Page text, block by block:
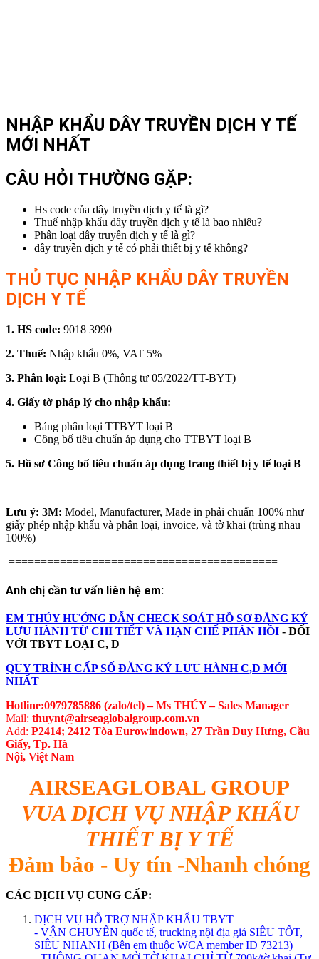
NHẬP KHẨU DÂY TRUYỀN DỊCH Y TẾ
MỚI NHẤT
CÂU HỎI THƯỜNG GẶP:
Hs code của dây truyền dịch y tế là gì?
Thuế nhập khẩu dây truyền dịch y tế là bao nhiêu?
Phân loại dây truyền dịch y tế là gì?
dây truyền dịch y tế có phải thiết bị y tế không?
THỦ TỤC NHẬP KHẨU DÂY TRUYỀN
DỊCH Y TẾ
1. HS code: 9018 3990
2. Thuế: Nhập khẩu 0%, VAT 5%
3. Phân loại: Loại B (Thông tư 05/2022/TT-BYT)
4. Giấy tờ pháp lý cho nhập khẩu:
Bảng phân loại TTBYT loại B
Công bố tiêu chuẩn áp dụng cho TTBYT loại B
5. Hồ sơ Công bố tiêu chuẩn áp dụng trang thiết bị y tế loại B
Lưu ý: 3M: Model, Manufacturer, Made in phải chuẩn 100% như
giấy phép nhập khẩu và phân loại, invoice, và tờ khai (trùng nhau
100%)
==========================================
Anh chị cần tư vấn liên hệ em:
EM THÚY HƯỚNG DẪN CHECK SOÁT HỒ SƠ ĐĂNG KÝ
LƯU HÀNH TỪ CHI TIẾT VÀ HẠN CHẾ PHẢN HỒI - ĐỐI
VỚI TBYT LOẠI C, D
QUY TRÌNH CẤP SỐ ĐĂNG KÝ LƯU HÀNH C,D MỚI
NHẤT
Hotline:0979785886 (zalo/tel) – Ms THÚY – Sales Manager
Mail: thuynt@airseaglobalgroup.com.vn
Add: P2414; 2412 Tòa Eurowindown, 27 Trần Duy Hưng, Cầu
Giấy, Tp. Hà
Nội, Việt Nam
AIRSEAGLOBAL GROUP
VUA DỊCH VỤ NHẬP KHẨU
THIẾT BỊ Y TẾ
Đảm bảo - Uy tín -Nhanh chóng
CÁC DỊCH VỤ CUNG CẤP:
DỊCH VỤ HỖ TRỢ NHẬP KHẨU TBYT
- VẬN CHUYỂN quốc tế, trucking nội địa giá SIÊU TỐT,
SIÊU NHANH (Bên em thuộc WCA member ID 73213)